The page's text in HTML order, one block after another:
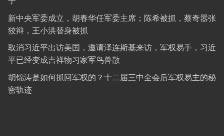
新中央军委成立，胡春华任军委主席；陈希被抓，蔡奇嚣张
狡辩，王小洪替身被抓
取消习近平出访美国，邀请泽连斯基来访，军权易手，习近
平已经变成吉祥物习家军鸟兽散
胡锦涛是如何抓回军权的？十二届三中全会后军权易主的秘
密轨迹